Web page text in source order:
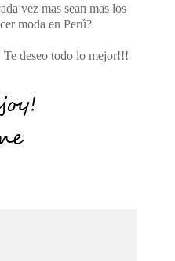
vez mas sean mas los
moda en Perú?
deseo todo lo mejor!!!